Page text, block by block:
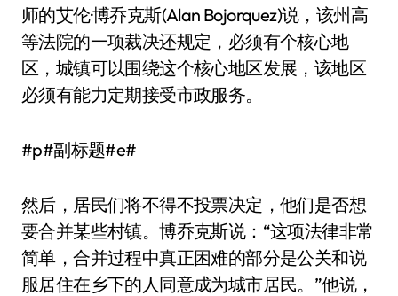
师的艾伦·博乔克斯(Alan Bojorquez)说，该州高
等法院的一项裁决还规定，必须有个核心地
区，城镇可以围绕这个核心地区发展，该地区
必须有能力定期接受市政服务。
#p#副标题#e#
然后，居民们将不得不投票决定，他们是否想
要合并某些村镇。博乔克斯说：“这项法律非常
简单，合并过程中真正困难的部分是公关和说
服居住在乡下的人同意成为城市居民。”他说，